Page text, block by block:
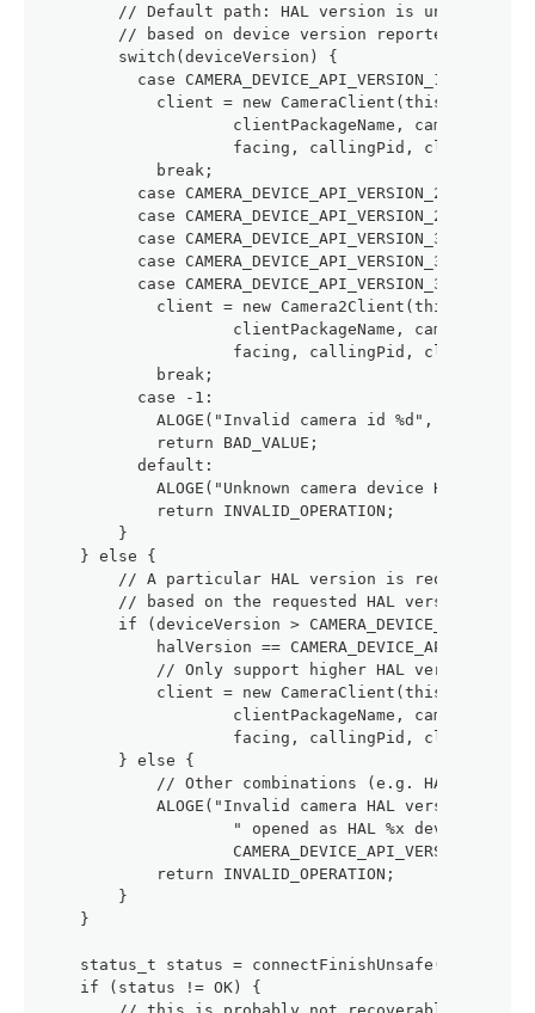
// Default path: HAL version is
// based on device version reported by the
        switch(deviceVersion) {
          case CAMERA_DEVICE_API_VERSION_1_0:
client = new CameraClient(this,
                    clientPackageName, cameraId,
facing, callingPid, clientUid,
            break;
          case CAMERA_DEVICE_API_VERSION_2_0:
          case CAMERA_DEVICE_API_VERSION_2_1:
          case CAMERA_DEVICE_API_VERSION_3_0:
          case CAMERA_DEVICE_API_VERSION_3_1:
          case CAMERA_DEVICE_API_VERSION_3_2:
client = new Camera2Client(this,
                    clientPackageName, cameraId,
facing, callingPid, clientUid,
            break;
          case -1:
ALOGE("Invalid camera id %d",
            return BAD_VALUE;
          default:
ALOGE("Unknown camera device HAL
            return INVALID_OPERATION;
        }
    } else {
// A particular HAL version is requested
        // based on the requested HAL version.
if (deviceVersion >
halVersion ==
// Only support higher HAL version
client = new CameraClient(this,
                    clientPackageName, cameraId,
facing, callingPid, clientUid,
        } else {
// Other combinations (e.g. HAL3.x
ALOGE("Invalid camera HAL version %x:
" opened as HAL %x device",
                    CAMERA_DEVICE_API_VERSION_1_0);
            return INVALID_OPERATION;
        }
    }
status_t status = connectFinishUnsafe(client,
    if (status != OK) {